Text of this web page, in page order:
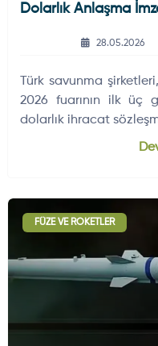
Dolarlık Anlaşma
28.05.2026
Türk savunma
2026 fuarının ilk üç
dolarlık ihracat
FÜZE VE ROKETLER